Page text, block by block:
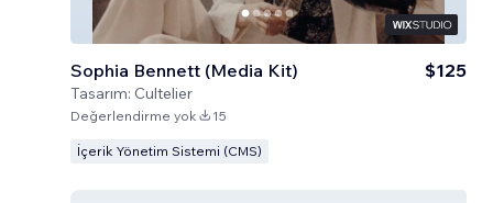
Sophia Bennett (Media Kit)
Tasarım: Cultelier
$125
Değerlendirme yok 15
İçerik Yönetim Sistemi (CMS)